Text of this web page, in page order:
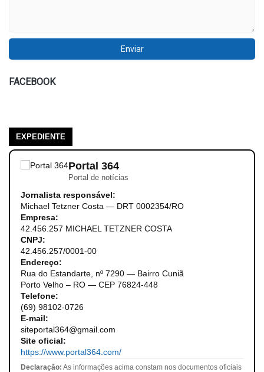
FACEBOOK
EXPEDIENTE
Portal 364
Portal de notícias
Jornalista responsável:
Michael Tetzner Costa — DRT 0002354/RO
Empresa:
42.456.257 MICHAEL TETZNER COSTA
CNPJ:
42.456.257/0001-00
Endereço:
Rua do Estandarte, nº 7290 — Bairro Cuniã
Porto Velho – RO — CEP 76824-448
Telefone:
(69) 98102-0726
E-mail:
siteportal364@gmail.com
Site oficial:
https://www.portal364.com/
Declaração: As informações acima constam nos documentos oficiais